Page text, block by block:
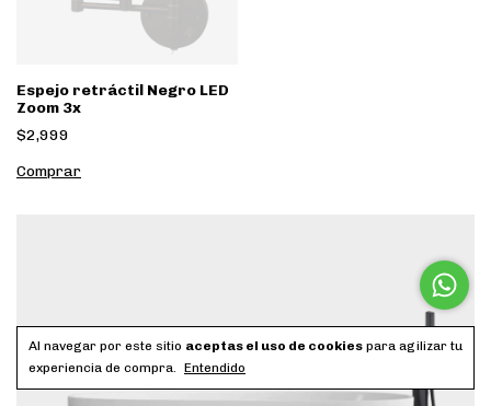
Al navegar por este sitio aceptas el uso de cookies para agilizar tu
experiencia de compra. Entendido
Espejo retráctil Negro LED
Zoom 3x
$2,999